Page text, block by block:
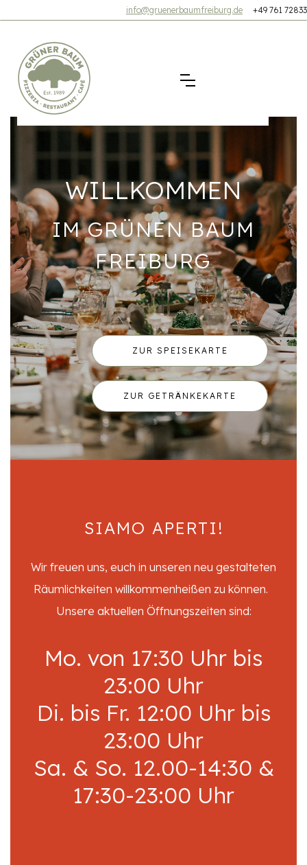
info@gruenerbaumfreiburg.de +49 761 72833
WILLKOMMEN
IM GRÜNEN BAUM
FREIBURG
ZUR SPEISEKARTE
ZUR GETRÄNKEKARTE
SIAMO APERTI!
Wir freuen uns, euch in unseren neu gestalteten
Räumlichkeiten willkommenheißen zu können.
Unsere aktuellen Öffnungszeiten sind:
Mo. von 17:30 Uhr bis
23:00 Uhr
Di. bis Fr. 12:00 Uhr bis
23:00 Uhr
Sa. & So. 12.00-14:30 &
17:30-23:00 Uhr